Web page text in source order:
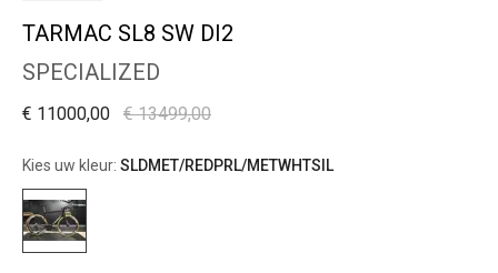
TARMAC SL8 SW DI2
SPECIALIZED
€ 13499,00
€ 11000,00
Kies uw kleur: SLDMET/REDPRL/METWHTSIL